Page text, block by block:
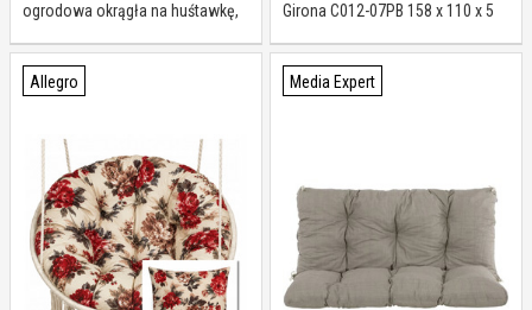
ogrodowa okrągła na huśtawkę,
Girona C012-07PB 158 x 110 x 5
Allegro Media Expert